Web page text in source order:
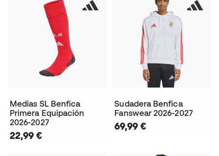
Medias SL Benfica
Primera Equipación
2026-2027
22,99 €
Sudadera Benfica
Fanswear 2026-2027
69,99 €